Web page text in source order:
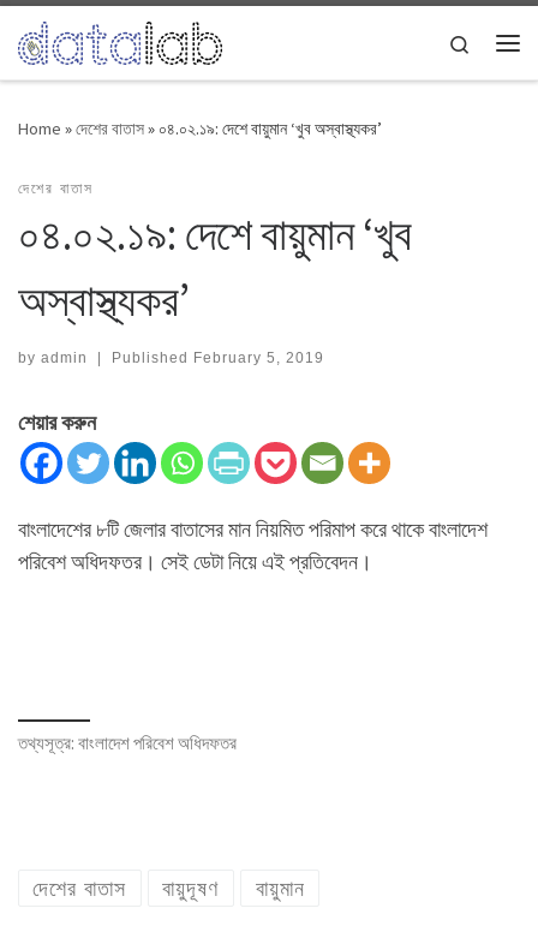
Skip to content
Search
Home »দেশের বাতাস» ০৪.০২.১৯: দেশে বায়ুমান ‘খুব অস্বাস্থ্যকর’
দেশের বাতাস
০৪.০২.১৯: দেশে বায়ুমান ‘খুব
অস্বাস্থ্যকর’
by admin | Published February 5, 2019
শেয়ার করুন
বাংলাদেশের ৮টি জেলার বাতাসের মান নিয়মিত পরিমাপ করে থাকে বাংলাদেশ
পরিবেশ অধিদফতর। সেই ডেটা নিয়ে এই প্রতিবেদন।
তথ্যসূত্র: বাংলাদেশ পরিবেশ অধিদফতর
দেশের বাতাস বায়ুদূষণ বায়ুমান